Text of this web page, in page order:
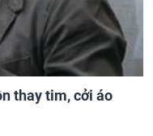
thay tim, cởi áo